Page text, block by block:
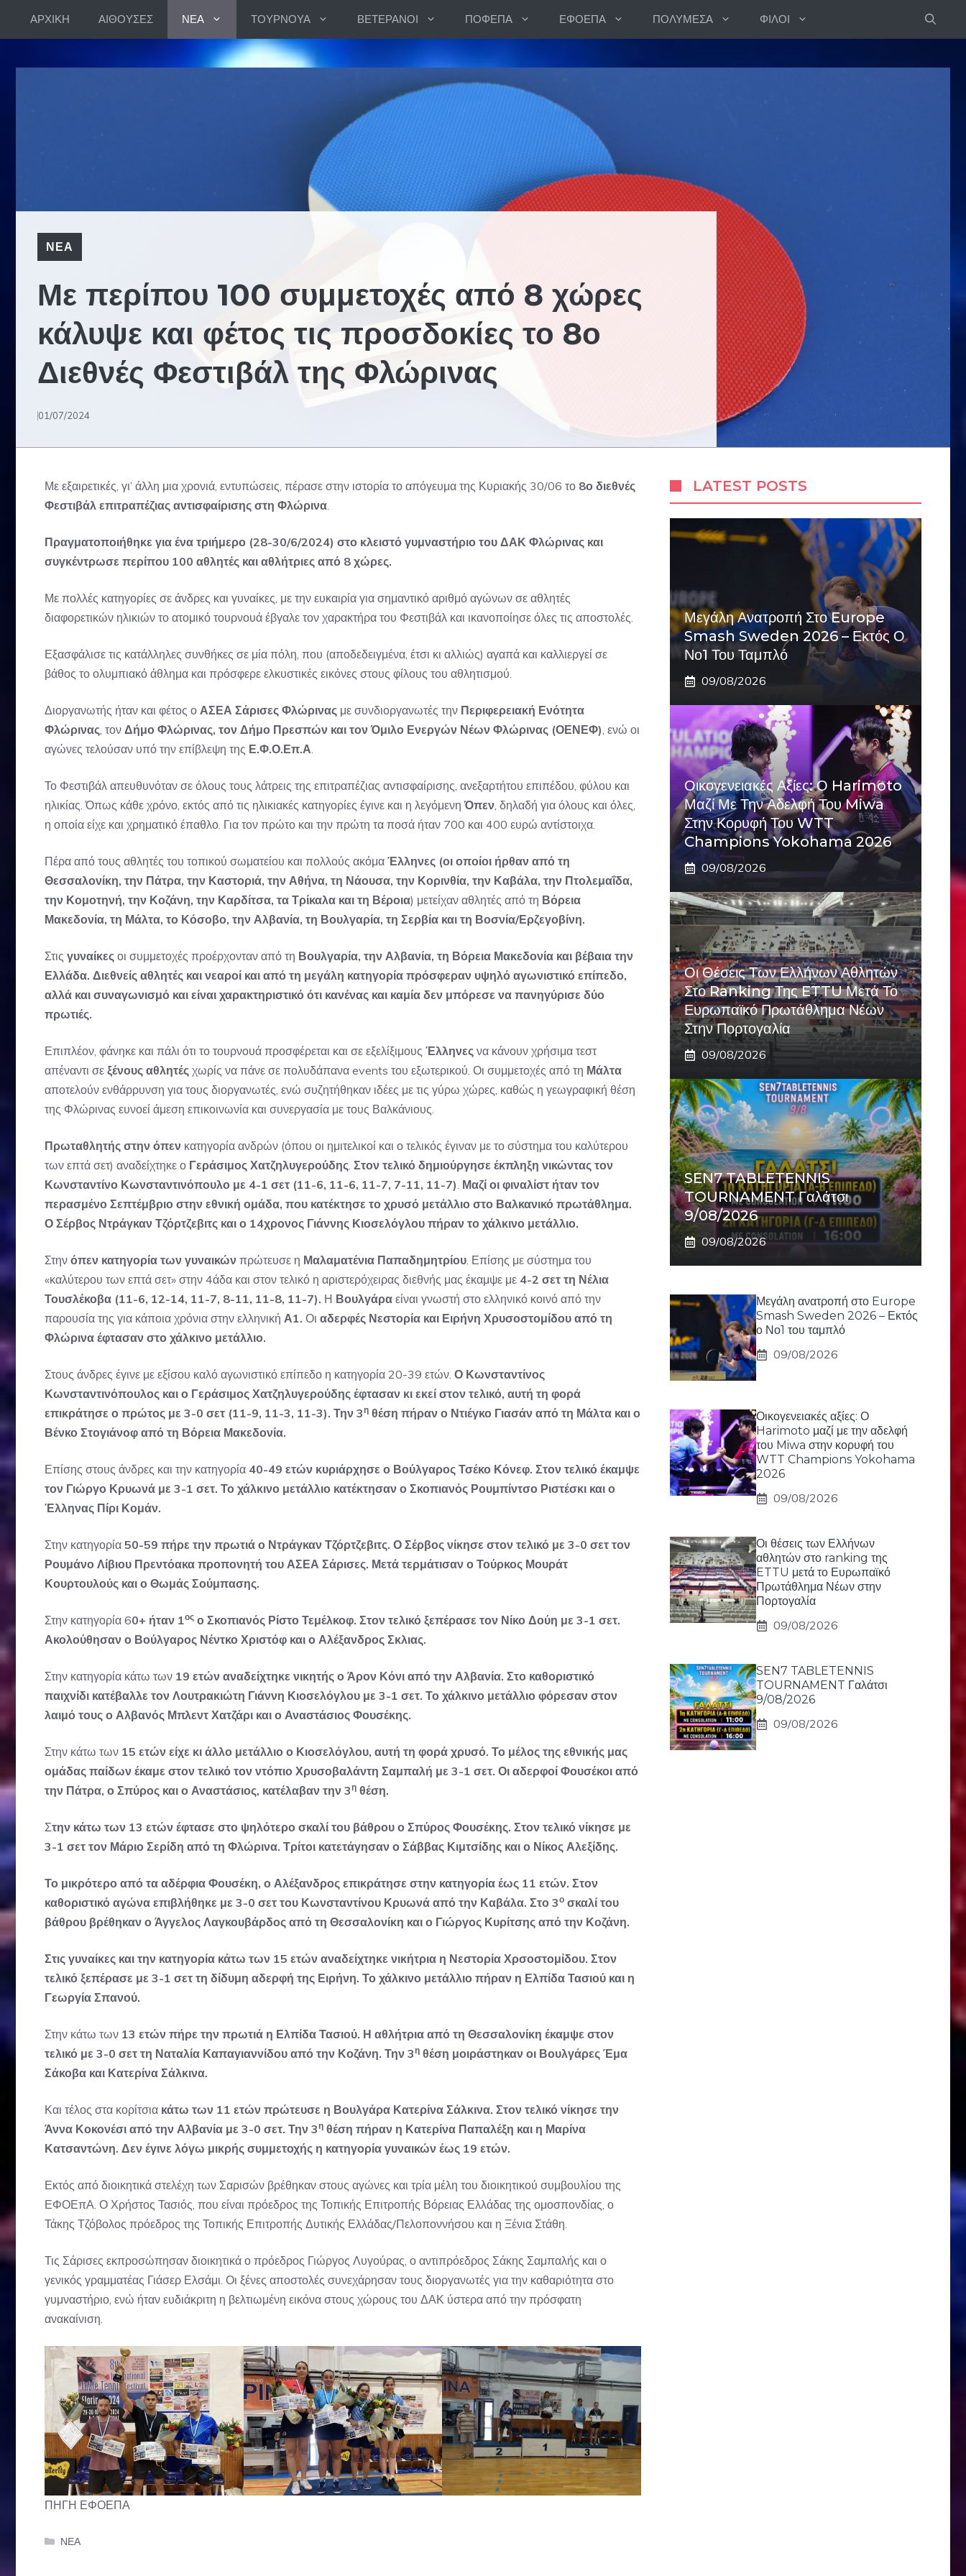
ΑΡΧΙΚΗ ΑΙΘΟΥΣΕΣ ΝΕΑ ΤΟΥΡΝΟΥΑ ΒΕΤΕΡΑΝΟΙ ΠΟΦΕΠΑ ΕΦΟΕΠΑ ΠΟΛΥΜΕΣΑ ΦΙΛΟΙ
ΝΕΑ
Με περίπου 100 συμμετοχές από 8 χώρες
κάλυψε και φέτος τις προσδοκίες το 8ο
Διεθνές Φεστιβάλ της Φλώρινας
01/07/2024
Με εξαιρετικές, γι’ άλλη μια χρονιά, εντυπώσεις, πέρασε στην ιστορία το απόγευμα της Κυριακής 30/06 το 8ο διεθνές
Φεστιβάλ επιτραπέζιας αντισφαίρισης στη Φλώρινα.
Πραγματοποιήθηκε για ένα τριήμερο (28-30/6/2024) στο κλειστό γυμναστήριο του ΔΑΚ Φλώρινας και
συγκέντρωσε περίπου 100 αθλητές και αθλήτριες από 8 χώρες.
Με πολλές κατηγορίες σε άνδρες και γυναίκες, με την ευκαιρία για σημαντικό αριθμό αγώνων σε αθλητές
διαφορετικών ηλικιών το ατομικό τουρνουά έβγαλε τον χαρακτήρα του Φεστιβάλ και ικανοποίησε όλες τις αποστολές.
Εξασφάλισε τις κατάλληλες συνθήκες σε μία πόλη, που (αποδεδειγμένα, έτσι κι αλλιώς) αγαπά και καλλιεργεί σε
βάθος το ολυμπιακό άθλημα και πρόσφερε ελκυστικές εικόνες στους φίλους του αθλητισμού.
Διοργανωτής ήταν και φέτος ο ΑΣΕΑ Σάρισες Φλώρινας με συνδιοργανωτές την Περιφερειακή Ενότητα
Φλώρινας, τον Δήμο Φλώρινας, τον Δήμο Πρεσπών και τον Όμιλο Ενεργών Νέων Φλώρινας (ΟΕΝΕΦ), ενώ οι
αγώνες τελούσαν υπό την επίβλεψη της Ε.Φ.Ο.Επ.Α.
Το Φεστιβάλ απευθυνόταν σε όλους τους λάτρεις της επιτραπέζιας αντισφαίρισης, ανεξαρτήτου επιπέδου, φύλου και
ηλικίας. Όπως κάθε χρόνο, εκτός από τις ηλικιακές κατηγορίες έγινε και η λεγόμενηΌπεν, δηλαδή για όλους και όλες,
η οποία είχε και χρηματικό έπαθλο. Για τον πρώτο και την πρώτη τα ποσά ήταν 700 και 400 ευρώ αντίστοιχα.
Πέρα από τους αθλητές του τοπικού σωματείου και πολλούς ακόμα Έλληνες (οι οποίοι ήρθαν από τη
Θεσσαλονίκη, την Πάτρα, την Καστοριά, την Αθήνα, τη Νάουσα, την Κορινθία, την Καβάλα, την Πτολεμαΐδα,
την Κομοτηνή, την Κοζάνη, την Καρδίτσα, τα Τρίκαλα και τη Βέροια) μετείχαν αθλητές από τη Βόρεια
Μακεδονία, τη Μάλτα, το Κόσοβο, την Αλβανία, τη Βουλγαρία, τη Σερβία και τη Βοσνία/Ερζεγοβίνη.
Στις γυναίκες οι συμμετοχές προέρχονταν από τη Βουλγαρία, την Αλβανία, τη Βόρεια Μακεδονία και βέβαια την
Ελλάδα. Διεθνείς αθλητές και νεαροί και από τη μεγάλη κατηγορία πρόσφεραν υψηλό αγωνιστικό επίπεδο,
αλλά και συναγωνισμό και είναι χαρακτηριστικό ότι κανένας και καμία δεν μπόρεσε να πανηγύρισε δύο
πρωτιές.
Επιπλέον, φάνηκε και πάλι ότι το τουρνουά προσφέρεται και σε εξελίξιμους Έλληνες να κάνουν χρήσιμα τεστ
απέναντι σε ξένους αθλητές χωρίς να πάνε σε πολυδάπανα events του εξωτερικού. Οι συμμετοχές από τη Μάλτα
αποτελούν ενθάρρυνση για τους διοργανωτές, ενώ συζητήθηκαν ιδέες με τις γύρω χώρες, καθώς η γεωγραφική θέση
της Φλώρινας ευνοεί άμεση επικοινωνία και συνεργασία με τους Βαλκάνιους.
Πρωταθλητής στην όπεν κατηγορία ανδρών (όπου οι ημιτελικοί και ο τελικός έγιναν με το σύστημα του καλύτερου
των επτά σετ) αναδείχτηκε ο Γεράσιμος Χατζηλυγερούδης. Στον τελικό δημιούργησε έκπληξη νικώντας τον
Κωνσταντίνο Κωνσταντινόπουλο με 4-1 σετ (11-6, 11-6, 11-7, 7-11, 11-7). Μαζί οι φιναλίστ ήταν τον
περασμένο Σεπτέμβριο στην εθνική ομάδα, που κατέκτησε το χρυσό μετάλλιο στο Βαλκανικό πρωτάθλημα.
Ο Σέρβος Ντράγκαν Τζόρτζεβιτς και ο 14χρονος Γιάννης Κιοσελόγλου πήραν το χάλκινο μετάλλιο.
Στην όπεν κατηγορία των γυναικών πρώτευσε η Μαλαματένια Παπαδημητρίου. Επίσης με σύστημα του
«καλύτερου των επτά σετ» στην 4άδα και στον τελικό η αριστερόχειρας διεθνής μας έκαμψε με 4-2 σετ τη Νέλια
Τουσλέκοβα (11-6, 12-14, 11-7, 8-11, 11-8, 11-7). Η Βουλγάρα είναι γνωστή στο ελληνικό κοινό από την
παρουσία της για κάποια χρόνια στην ελληνική Α1. Οι αδερφές Νεστορία και Ειρήνη Χρυσοστομίδου από τη
Φλώρινα έφτασαν στο χάλκινο μετάλλιο.
Στους άνδρες έγινε με εξίσου καλό αγωνιστικό επίπεδο η κατηγορία 20-39 ετών. Ο Κωνσταντίνος
Κωνσταντινόπουλος και ο Γεράσιμος Χατζηλυγερούδης έφτασαν κι εκεί στον τελικό, αυτή τη φορά
επικράτησε ο πρώτος με 3-0 σετ (11-9, 11-3, 11-3). Την 3η θέση πήραν ο Ντιέγκο Γιασάν από τη Μάλτα και ο
Βένκο Στογιάνοφ από τη Βόρεια Μακεδονία.
Επίσης στους άνδρες και την κατηγορία 40-49 ετών κυριάρχησε ο Βούλγαρος Τσέκο Κόνεφ. Στον τελικό έκαμψε
τον Γιώργο Κρυωνά με 3-1 σετ. Το χάλκινο μετάλλιο κατέκτησαν ο Σκοπιανός Ρουμπίντσο Ριστέσκι και ο
Έλληνας Πίρι Κομάν.
Στην κατηγορία 50-59 πήρε την πρωτιά ο Ντράγκαν Τζόρτζεβιτς. Ο Σέρβος νίκησε στον τελικό με 3-0 σετ τον
Ρουμάνο Λίβιου Πρεντόακα προπονητή του ΑΣΕΑ Σάρισες. Μετά τερμάτισαν ο Τούρκος Μουράτ
Κουρτουλούς και ο Θωμάς Σούμπασης.
Στην κατηγορία 60+ ήταν 1ος ο Σκοπιανός Ρίστο Τεμέλκοφ. Στον τελικό ξεπέρασε τον Νίκο Δούη με 3-1 σετ.
Ακολούθησαν ο Βούλγαρος Νέντκο Χριστόφ και ο Αλέξανδρος Σκλιας.
Στην κατηγορία κάτω των 19 ετών αναδείχτηκε νικητής ο Άρον Κόνι από την Αλβανία. Στο καθοριστικό
παιχνίδι κατέβαλλε τον Λουτρακιώτη Γιάννη Κιοσελόγλου με 3-1 σετ. Το χάλκινο μετάλλιο φόρεσαν στον
λαιμό τους ο Αλβανός Μπλεντ Χατζάρι και ο Αναστάσιος Φουσέκης.
Στην κάτω των 15 ετών είχε κι άλλο μετάλλιο ο Κιοσελόγλου, αυτή τη φορά χρυσό. Το μέλος της εθνικής μας
ομάδας παίδων έκαμε στον τελικό τον ντόπιο Χρυσοβαλάντη Σαμπαλή με 3-1 σετ. Οι αδερφοί Φουσέκοι από
την Πάτρα, ο Σπύρος και ο Αναστάσιος, κατέλαβαν την 3η θέση.
Στην κάτω των 13 ετών έφτασε στο ψηλότερο σκαλί του βάθρου ο Σπύρος Φουσέκης. Στον τελικό νίκησε με
3-1 σετ τον Μάριο Σερίδη από τη Φλώρινα. Τρίτοι κατετάγησαν ο Σάββας Κιμτσίδης και ο Νίκος Αλεξίδης.
Το μικρότερο από τα αδέρφια Φουσέκη, ο Αλέξανδρος επικράτησε στην κατηγορία έως 11 ετών. Στον
καθοριστικό αγώνα επιβλήθηκε με 3-0 σετ του Κωνσταντίνου Κρυωνά από την Καβάλα. Στο 3ο σκαλί του
βάθρου βρέθηκαν ο Άγγελος Λαγκουβάρδος από τη Θεσσαλονίκη και ο Γιώργος Κυρίτσης από την Κοζάνη.
Στις γυναίκες και την κατηγορία κάτω των 15 ετών αναδείχτηκε νικήτρια η Νεστορία Χρσοστομίδου. Στον
τελικό ξεπέρασε με 3-1 σετ τη δίδυμη αδερφή της Ειρήνη. Το χάλκινο μετάλλιο πήραν η Ελπίδα Τασιού και η
Γεωργία Σπανού.
Στην κάτω των 13 ετών πήρε την πρωτιά η Ελπίδα Τασιού. Η αθλήτρια από τη Θεσσαλονίκη έκαμψε στον
τελικό με 3-0 σετ τη Ναταλία Καπαγιαννίδου από την Κοζάνη. Την 3η θέση μοιράστηκαν οι Βουλγάρες Έμα
Σάκοβα και Κατερίνα Σάλκινα.
Και τέλος στα κορίτσια κάτω των 11 ετών πρώτευσε η Βουλγάρα Κατερίνα Σάλκινα. Στον τελικό νίκησε την
Άννα Κοκονέσι από την Αλβανία με 3-0 σετ. Την 3η θέση πήραν η Κατερίνα Παπαλέξη και η Μαρίνα
Κατσαντώνη. Δεν έγινε λόγω μικρής συμμετοχής η κατηγορία γυναικών έως 19 ετών.
Εκτός από διοικητικά στελέχη των Σαρισών βρέθηκαν στους αγώνες και τρία μέλη του διοικητικού συμβουλίου της
ΕΦΟΕπΑ. Ο Χρήστος Τασιός, που είναι πρόεδρος της Τοπικής Επιτροπής Βόρειας Ελλάδας της ομοσπονδίας, ο
Τάκης Τζόβολος πρόεδρος της Τοπικής Επιτροπής Δυτικής Ελλάδας/Πελοποννήσου και η Ξένια Στάθη.
Τις Σάρισες εκπροσώπησαν διοικητικά ο πρόεδρος Γιώργος Λυγούρας, ο αντιπρόεδρος Σάκης Σαμπαλής και ο
γενικός γραμματέας Γιάσερ Ελσάμι. Οι ξένες αποστολές συνεχάρησαν τους διοργανωτές για την καθαριότητα στο
γυμναστήριο, ενώ ήταν ευδιάκριτη η βελτιωμένη εικόνα στους χώρους του ΔΑΚ ύστερα από την πρόσφατη
ανακαίνιση.
ΠΗΓΗ ΕΦΟΕΠΑ
Categories
ΝΕΑ
LATEST POSTS
Μεγάλη Ανατροπή Στο Europe
Smash Sweden 2026 – Εκτός Ο
Νο1 Του Ταμπλό
09/08/2026
Οικογενειακές Αξίες: Ο Harimoto
Μαζί Με Την Αδελφή Του Miwa
Στην Κορυφή Του WTT
Champions Yokohama 2026
09/08/2026
Οι Θέσεις Των Ελλήνων Αθλητών
Στο Ranking Της ETTU Μετά Το
Ευρωπαϊκό Πρωτάθλημα Νέων
Στην Πορτογαλία
09/08/2026
SEN7 TABLETENNIS
TOURNAMENT Γαλάτσι
9/08/2026
09/08/2026
Μεγάλη ανατροπή στο Europe
Smash Sweden 2026 – Εκτός
ο Νο1 του ταμπλό
09/08/2026
Οικογενειακές αξίες: Ο
Harimoto μαζί με την αδελφή
του Miwa στην κορυφή του
WTT Champions Yokohama
2026
09/08/2026
Οι θέσεις των Ελλήνων
αθλητών στο ranking της
ETTU μετά το Ευρωπαϊκό
Πρωτάθλημα Νέων στην
Πορτογαλία
09/08/2026
SEN7 TABLETENNIS
TOURNAMENT Γαλάτσι
9/08/2026
09/08/2026